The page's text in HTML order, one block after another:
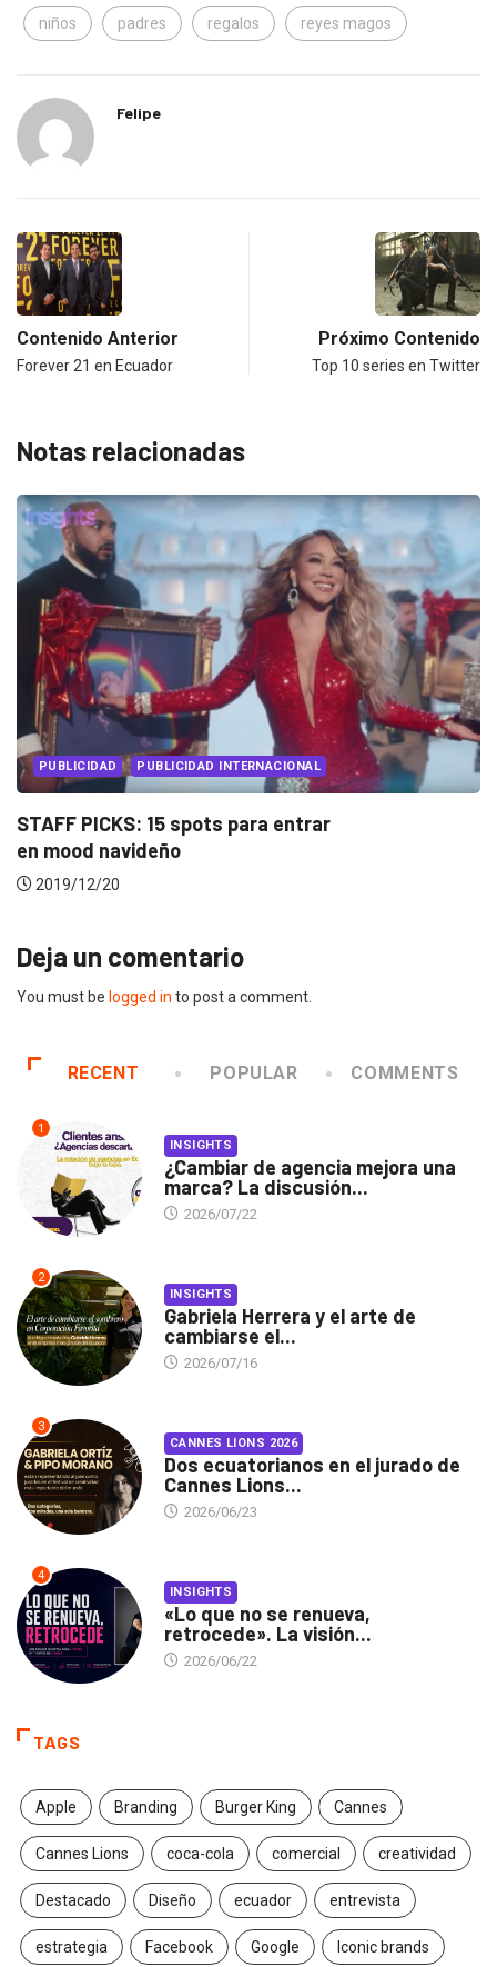
niños padres regalos reyes magos
Felipe
Contenido Anterior
Forever 21 en Ecuador
Próximo Contenido
Top 10 series en Twitter
Notas relacionadas
INNOVACIÓN
IKEA fabrica drones acuáticos para limpiar
2019/02/20
Deja un comentario
You must be logged in to post a comment.
RECENT POPULAR COMMENTS
1
INSIGHTS
¿Cambiar de agencia mejora una
marca? La discusión...
2026/07/22
2
INSIGHTS
Gabriela Herrera y el arte de
cambiarse el...
2026/07/16
3
CANNES LIONS 2026
Dos ecuatorianos en el jurado de
Cannes Lions...
2026/06/23
4
INSIGHTS
«Lo que no se renueva,
retrocede». La visión...
2026/06/22
TAGS
Apple Branding Burger King Cannes
Cannes Lions coca-cola comercial creatividad
Destacado Diseño ecuador entrevista
estrategia Facebook Google Iconic brands